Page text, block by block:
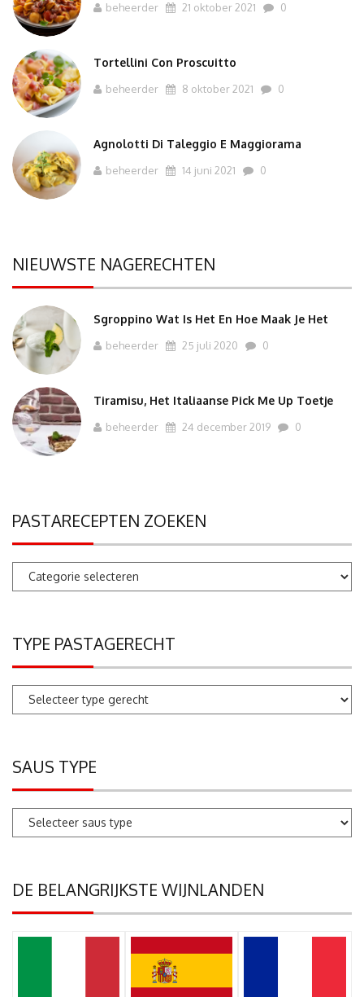
beheerder 21 oktober 2021 0
Tortellini Con Proscuitto
beheerder 8 oktober 2021 0
Agnolotti Di Taleggio E Maggiorama
beheerder 14 juni 2021 0
NIEUWSTE NAGERECHTEN
Sgroppino Wat Is Het En Hoe Maak Je Het
beheerder 25 juli 2020 0
Tiramisu, Het Italiaanse Pick Me Up Toetje
beheerder 24 december 2019 0
PASTARECEPTEN ZOEKEN
Pastarecepten
zoeken
TYPE PASTAGERECHT
SAUS TYPE
DE BELANGRIJKSTE WIJNLANDEN